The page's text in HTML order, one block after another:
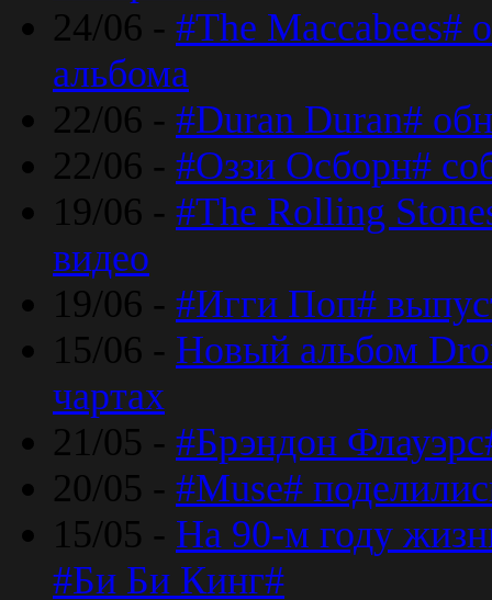
24/06 - #The Maccabees#
альбома
22/06 - #Duran Duran#
22/06 - #Оззи Осборн#
19/06 - #The Rolling
видео
19/06 - #Игги Поп#
15/06 - Новый альбом
чартах
21/05 - #Брэндон
20/05 - #Muse#
15/05 - На 90-м году
#Би Би Кинг#